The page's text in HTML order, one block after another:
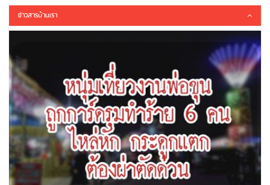
ข่าวสารบ้านเรา